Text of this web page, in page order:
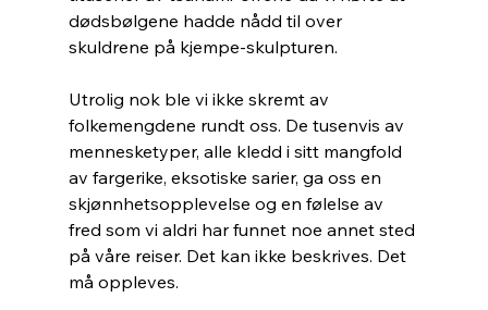
dødsbølgene hadde nådd til over
skuldrene på kjempe-skulpturen.
Utrolig nok ble vi ikke skremt av
folkemengdene rundt oss. De tusenvis av
mennesketyper, alle kledd i sitt mangfold
av fargerike, eksotiske sarier, ga oss en
skjønnhetsopplevelse og en følelse av
fred som vi aldri har funnet noe annet sted
på våre reiser. Det kan ikke beskrives. Det
må oppleves.